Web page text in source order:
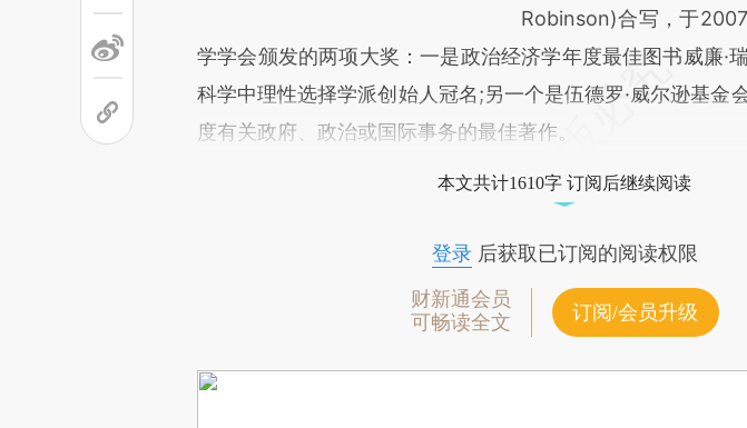
Robinson)合写，于
学学会颁发的两项大奖：一是政治经济学年度最佳图书威廉·
科学中理性选择学派创始人冠名;另一个是伍德罗·威尔逊基金
度有关政府、政治或国际事务的最佳著作。
本文共计1610字 订阅后继续阅读
登录后获取已订阅的阅读权限
财新通会员
可畅读全文
订阅/会员升级